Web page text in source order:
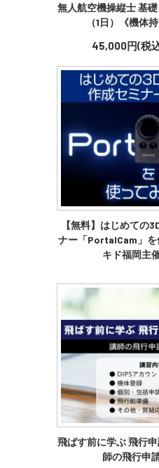
無人航空機操縦士 基
（1日）《機体
45,000円(税
【無料】はじめての
ナー「PortalCam」を
キド福岡主
飛ばす前に学ぶ 飛行
師の飛行申